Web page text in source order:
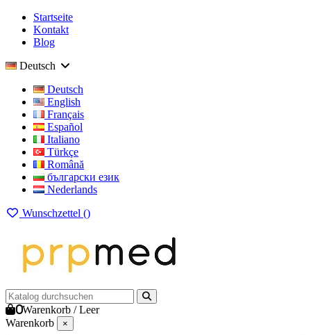
Startseite
Kontakt
Blog
Deutsch
Deutsch
English
Français
Español
Italiano
Türkçe
Română
български език
Nederlands
Wunschzettel ()
0Warenkorb /Leer
Warenkorb
×